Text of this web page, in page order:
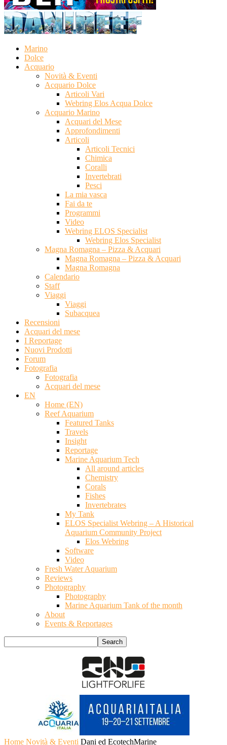
Marino
Dolce
Acquario
Novità & Eventi
Acquario Dolce
Articoli Vari
Webring Elos Acqua Dolce
Acquario Marino
Acquari del Mese
Approfondimenti
Articoli
Articoli Tecnici
Chimica
Coralli
Invertebrati
Pesci
La mia vasca
Fai da te
Programmi
Video
Webring ELOS Specialist
Webring Elos Specialist
Magna Romagna – Pizza & Acquari
Magna Romagna – Pizza & Acquari
Magna Romagna
Calendario
Staff
Viaggi
Viaggi
Subacquea
Recensioni
Acquari del mese
I Reportage
Nuovi Prodotti
Forum
Fotografia
Fotografia
Acquari del mese
EN
Home (EN)
Reef Aquarium
Featured Tanks
Travels
Insight
Reportage
Marine Aquarium Tech
All around articles
Chemistry
Corals
Fishes
Invertebrates
My Tank
ELOS Specialist Webring – A Historical
Aquarium Community Project
Elos Webring
Software
Video
Fresh Water Aquarium
Reviews
Photography
Photography
Marine Aquarium Tank of the month
About
Events & Reportages
Home Novità & Eventi Dani ed EcotechMarine